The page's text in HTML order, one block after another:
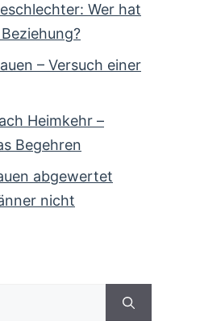
Wer hat
– Versuch einer
Heimkehr –
Begehren
abgewertet
nicht